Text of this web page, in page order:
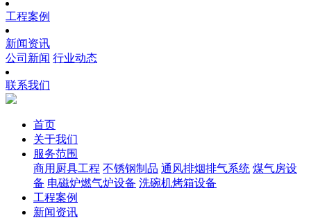
工程案例
新闻资讯
公司新闻 行业动态
联系我们
首页
关于我们
服务范围
商用厨具工程 不锈钢制品 通风排烟排气系统 煤气房设
备 电磁炉燃气炉设备 洗碗机烤箱设备
工程案例
新闻资讯